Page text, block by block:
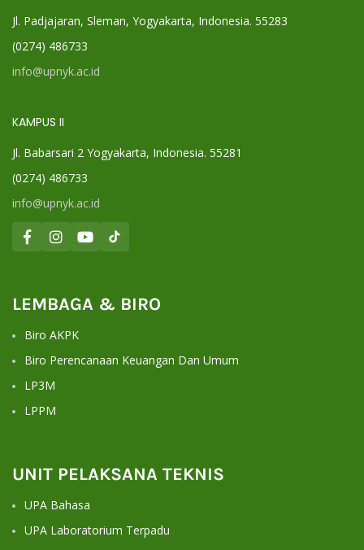
Jl. Padjajaran, Sleman, Yogyakarta, Indonesia. 55283
(0274) 486733
info@upnyk.ac.id
KAMPUS II
Jl. Babarsari 2 Yogyakarta, Indonesia. 55281
(0274) 486733
info@upnyk.ac.id
LEMBAGA & BIRO
Biro AKPK
Biro Perencanaan Keuangan Dan Umum
LP3M
LPPM
UNIT PELAKSANA TEKNIS
UPA Bahasa
UPA Laboratorium Terpadu